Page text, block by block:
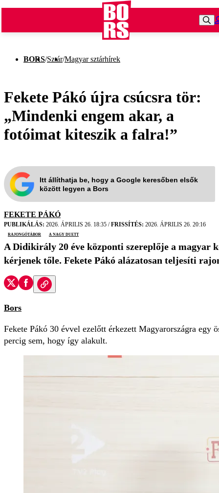
BORS/Sztár/Magyar sztárhírek
Fekete Pákó újra csúcsra tör:
„Mindenki engem akar, a
fotóimat kiteszik a falra!”
Itt állíthatja be, hogy a Google keresőben elsők
között legyen a Bors
FEKETE PÁKÓ
PUBLIKÁLÁS: 2026. ÁPRILIS 26. 18:35 /FRISSÍTÉS: 2026. ÁPRILIS 26. 20:16
rajongótábor
A Nagy Duett
A Didikirály 20 éve központi szereplője a magyar
kérjenek tőle. Fekete Pákó alázatosan teljesíti
Bors
Fekete Pákó 30 évvel ezelőtt érkezett Magyarországra
percig sem, hogy így alakult.